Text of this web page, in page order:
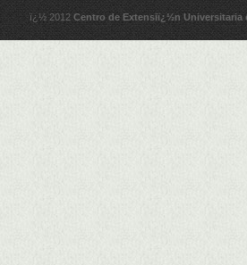
ï¿½ 2012 Centro de Extensiï¿½n